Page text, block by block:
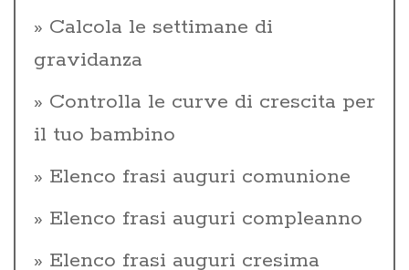
Calcola le settimane di
gravidanza
Controlla le curve di crescita per
il tuo bambino
Elenco frasi auguri comunione
Elenco frasi auguri compleanno
Elenco frasi auguri cresima